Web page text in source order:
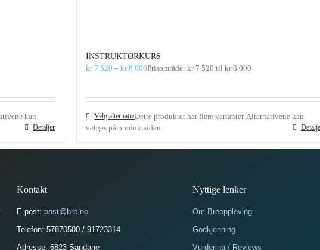
kan
Detaljer
INSTRUKTØRKURS
kr7 520 – kr8 000Prisområde: kr 7 520 til kr 8 000
Velg alternativDette produktet har flere varianter. Alternativene kan
velges på produktsiden
Kontakt
E-post: post@bre.no
Telefon: 57870500 / 91723314
Adresse: 6823 Sandane
Nyttige lenker
Om Breoppleving
Godkjenning
Vurdering / Reviews